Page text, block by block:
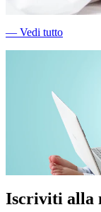
― Vedi tutto
Iscriviti alla